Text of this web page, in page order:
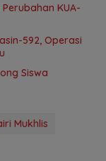
KUA-
592, Operasi
Siswa
Mukhlis